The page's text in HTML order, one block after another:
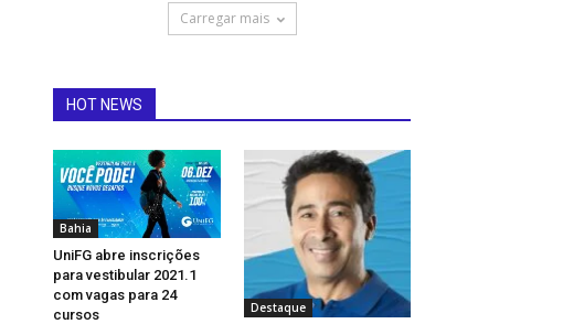
Carregar mais
HOT NEWS
Bahia
UniFG abre inscrições
para vestibular 2021.1
com vagas para 24
cursos
Destaque